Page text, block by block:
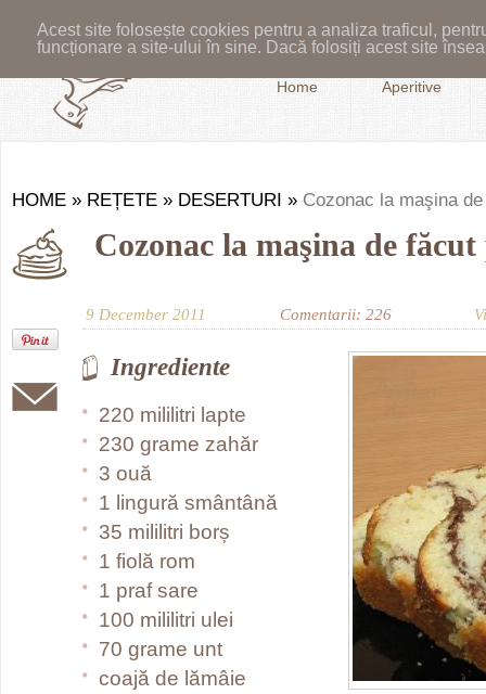
Acest site folosește cookies pentru a analiza traficul,
funcționare a site-ului în sine. Dacă folosiți acest site
Home Aperitive
HOME » REȚETE » DESERTURI » Cozonac la maşina
Cozonac la maşina de făcut
9 December 2011 Comentarii: 226
Ingrediente
220 mililitri lapte
230 grame zahăr
3 ouă
1 lingură smântână
35 mililitri borș
1 fiolă rom
1 praf sare
100 mililitri ulei
70 grame unt
coajă de lămâie